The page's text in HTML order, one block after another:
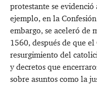
protestante se
ejemplo, en la
embargo, se aceleró de
1560, después de que
resurgimiento del
y decretos que
sobre asuntos como la